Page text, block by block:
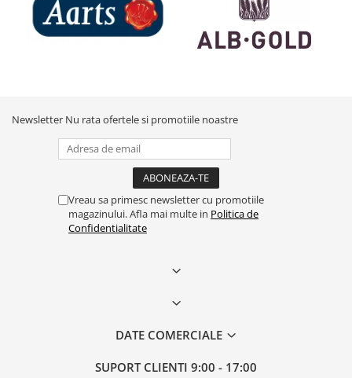
Newsletter Nu rata ofertele si promotiile noastre
Vreau sa primesc newsletter cu promotiile
magazinului. Afla mai multe in Politica de
Confidentialitate
DATE COMERCIALE
SUPORT CLIENTI 9:00 - 17:00